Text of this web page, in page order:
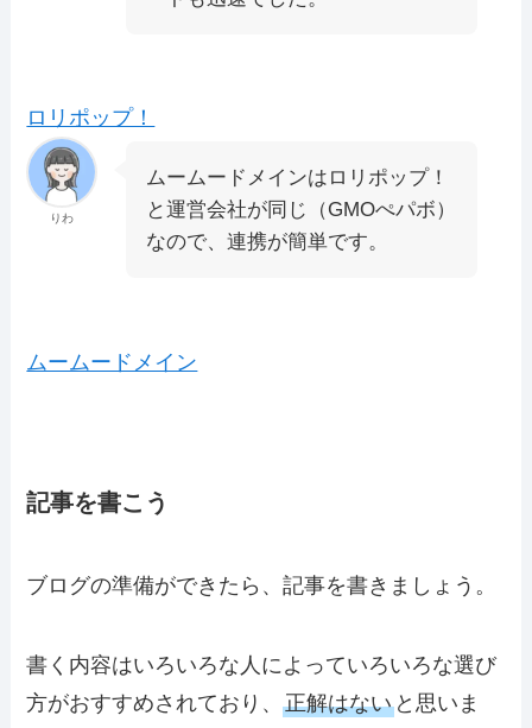
ロリポップ！
りわ
ムームードメインはロリポップ！
と運営会社が同じ（GMOぺパボ）
なので、連携が簡単です。
ムームードメイン
記事を書こう
ブログの準備ができたら、記事を書きましょう。
書く内容はいろいろな人によっていろいろな選び
方がおすすめされており、正解はない と思いま